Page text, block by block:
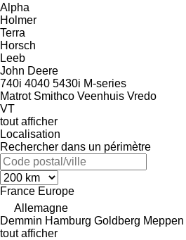
Alpha
Holmer
Terra
Horsch
Leeb
John Deere
740i 4040 5430i M-series
Matrot Smithco Veenhuis Vredo
VT
tout afficher
Localisation
Rechercher dans un périmètre
France Europe
Allemagne
Demmin Hamburg Goldberg Meppen
tout afficher